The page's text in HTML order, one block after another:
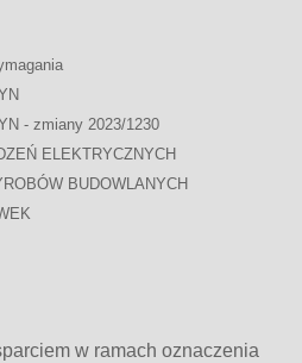
- zmiany 2023/1230
ELEKTRYCZNYCH
BUDOWLANYCH
w ramach oznaczenia